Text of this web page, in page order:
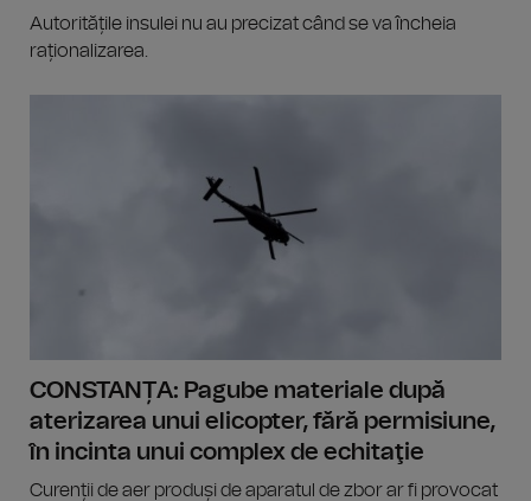
Autoritățile insulei nu au precizat când se va încheia
raționalizarea.
CONSTANȚA: Pagube materiale după
aterizarea unui elicopter, fără permisiune,
în incinta unui complex de echitaţie
Curenții de aer produși de aparatul de zbor ar fi provocat